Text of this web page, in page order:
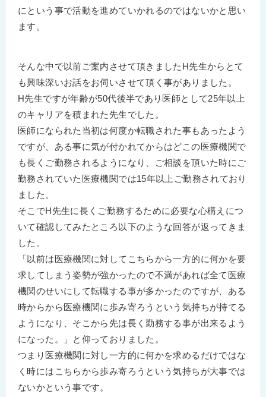
にという事で活動を進めていかれるのではないかと思い
ます。
そんな中で以前ご案内させて頂きましたH先生からとて
も興味深いお話をお伺いさせて頂く事がありました。
H先生ですが年齢が50代後半であり医師として25年以上
のキャリアを積まれた先生でした。
医師になられた当初は何度か転職された事もあったよう
ですが、ある事に気が付かれてからはどこの医療機関で
も長くご勤務されるようになり、ご相談を頂いた時にご
勤務されていた医療機関では15年以上ご勤務されており
ました。
そこでH先生に長くご勤務するために必要な心構えにつ
いて確認してみたところ以下のような回答が返ってきま
した。
「以前は医療機関に対してこちらから一方的に何かを要
求してしまう姿勢が強かったので不満があれば全て医療
機関のせいにして転職する事が多かったのですが、ある
時からから医療機関に歩み寄ろうという気持ちが持てる
ようになり、そこから先は長く勤務する事が出来るよう
になった。」と仰っておりました。
つまり医療機関に対し一方的に何かを求めるだけではな
く時にはこちらから歩み寄ろうという気持ちが大事では
ないかという事です。